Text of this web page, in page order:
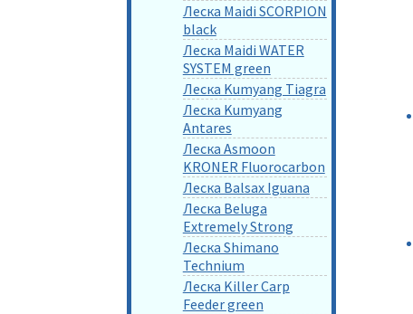
Леска Maidi SCORPION
black
Леска Maidi WATER
SYSTEM green
Леска Kumyang Tiagra
Леска Kumyang
Antares
Леска Asmoon
KRONER Fluorocarbon
Леска Balsax Iguana
Леска Beluga
Extremely Strong
Леска Shimano
Technium
Леска Killer Carp
Feeder green